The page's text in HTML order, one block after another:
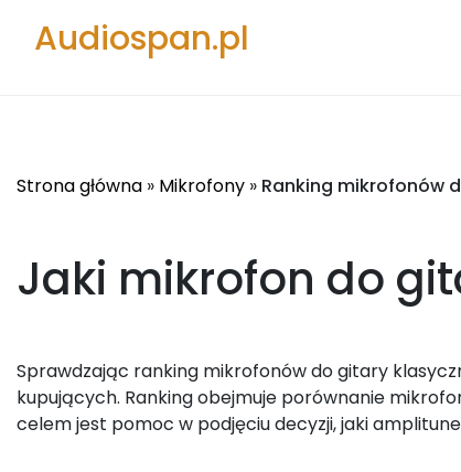
Audiospan.pl
Strona główna » Mikrofony » Ranking mikrofonów
Jaki mikrofon do
Sprawdzając ranking mikrofonów do gitary
kupujących. Ranking obejmuje porównanie
celem jest pomoc w podjęciu decyzji, jaki